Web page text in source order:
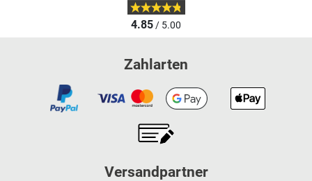
4.85/ 5.00
Zahlarten
Versandpartner